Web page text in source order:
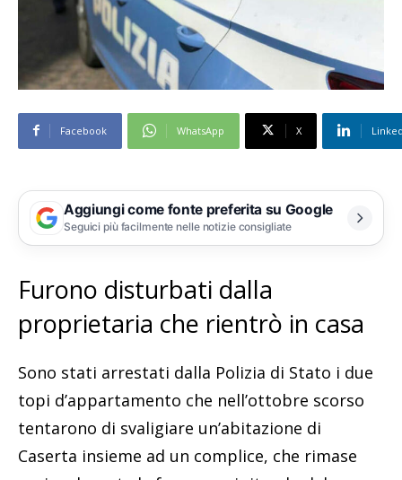
Facebook WhatsApp X
Aggiungi come fonte preferita su Google
Seguici più facilmente nelle notizie consigliate
Furono disturbati dalla
proprietaria che rientrò in casa
Sono stati arrestati dalla Polizia di Stato i due
topi d’appartamento che nell’ottobre scorso
tentarono di svaligiare un’abitazione di
Caserta insieme ad un complice, che rimase